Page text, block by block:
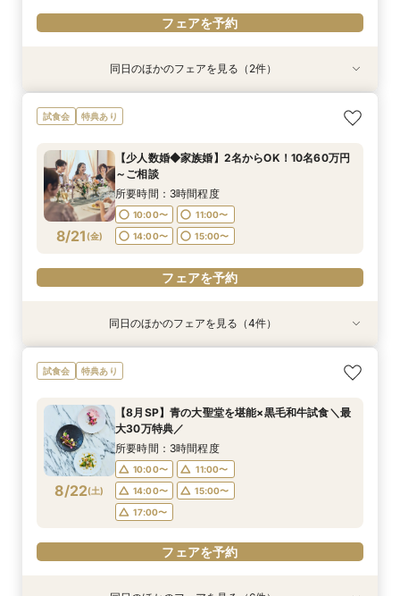
フェアを予約
特典あり
8/20(木)
【県央エリアで結婚式なら】燕三条駅から車で3
分好立地◆地元婚
10:00〜
13:00〜
14:00〜
17:00〜
特典あり
8/20(木)
【パパママ婚＆おめでた婚♪】お子様も一緒に◎
安心サポート
10:00〜
13:00〜
14:00〜
フェアを予約
同日のほかのフェアを見る（2件）
試食会 特典あり
8/21 (金)
【少人数婚◆家族婚】2名からOK！10名60万円
～ご相談
所要時間：3時間程度
10:00〜
11:00〜
14:00〜
15:00〜
フェアを予約
特典あり
8/21(金)
【県央エリアで結婚式なら】燕三条駅から車で3
分好立地◆地元婚
10:00〜
13:00〜
14:00〜
17:00〜
フェアを予約
衣装試着 特典あり
8/21(金)
【ドレス重視必見】パーソナルカラー診断×試着
≪スイーツ試食≫
10:00〜
13:00〜
14:00〜
フェアを予約
8/21(金)
【タイパ重視の方】クイック相談60分～◆大聖
堂＆邸宅見学
11:00〜
14:00〜
15:00〜
17:00〜
フェアを予約
8/21(金)
【写真も、家族との時間も♪】フォトウェディン
グ＆食事会フェア
10:00〜
14:00〜
15:00〜
17:00〜
フェアを予約
同日のほかのフェアを見る（4件）
試食会 特典あり
8/22(土)
【8月SP】青の大聖堂を堪能×黒毛和牛試食＼最
大30万特典／
所要時間：3時間程度
10:00〜
11:00〜
14:00〜
15:00〜
17:00〜
フェアを予約